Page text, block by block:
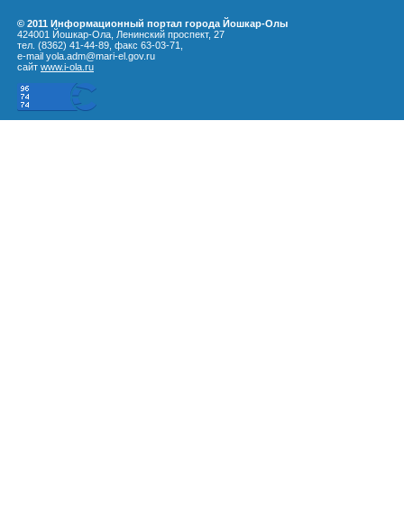
© 2011 Информационный портал города Йошкар-Олы
424001 Йошкар-Ола, Ленинский проспект, 27
тел. (8362) 41-44-89, факс 63-03-71,
e-mail yola.adm@mari-el.gov.ru
сайт www.i-ola.ru